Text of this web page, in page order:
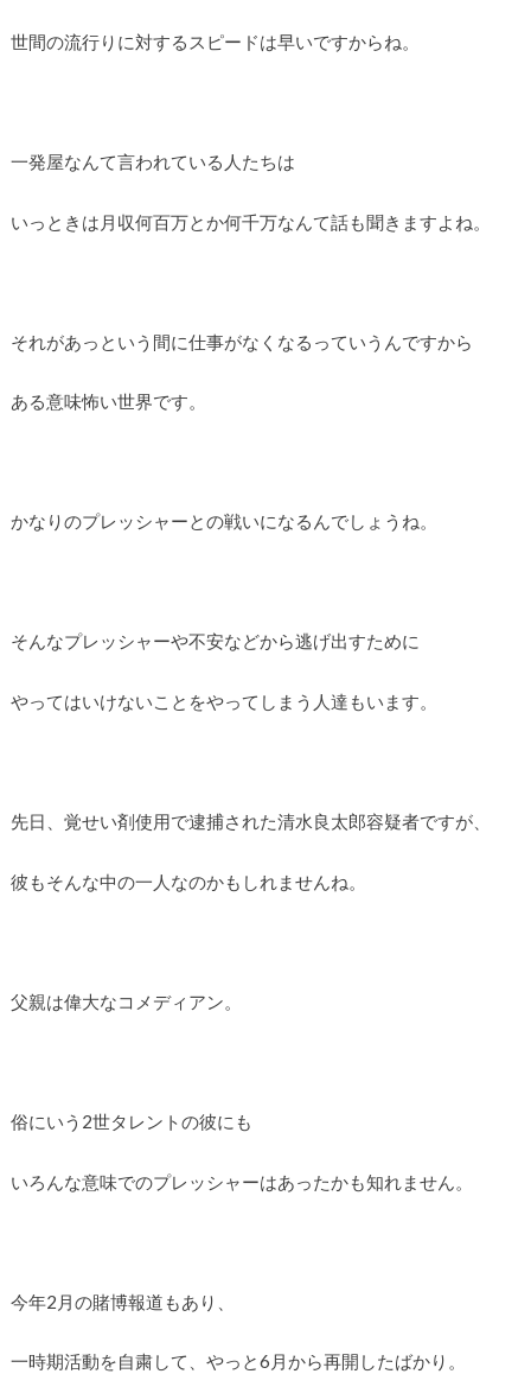
世間の流行りに対するスピードは早いですからね。
一発屋なんて言われている人たちは
いっときは月収何百万とか何千万なんて話も聞きますよね。
それがあっという間に仕事がなくなるっていうんですから
ある意味怖い世界です。
かなりのプレッシャーとの戦いになるんでしょうね。
そんなプレッシャーや不安などから逃げ出すために
やってはいけないことをやってしまう人達もいます。
先日、覚せい剤使用で逮捕された清水良太郎容疑者ですが、
彼もそんな中の一人なのかもしれませんね。
父親は偉大なコメディアン。
俗にいう2世タレントの彼にも
いろんな意味でのプレッシャーはあったかも知れません。
今年2月の賭博報道もあり、
一時期活動を自粛して、やっと6月から再開したばかり。